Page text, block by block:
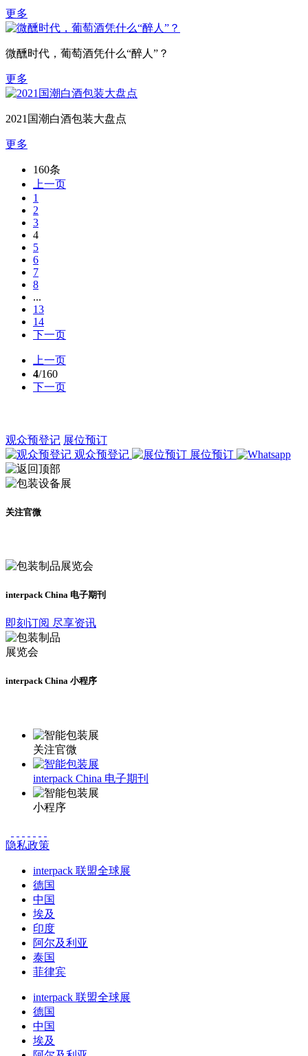
更多
微醺时代，葡萄酒凭什么“醉人”？
更多
2021国潮白酒包装大盘点
更多
160条
上一页
1
2
3
4
5
6
7
8
...
13
14
下一页
上一页
4/160
下一页
观众预登记 展位预订
观众预登记
展位预订
关注官微
interpack China 电子期刊
即刻订阅 尽享资讯
interpack China 小程序
关注官微
interpack China 电子期刊
小程序
隐私政策
interpack 联盟全球展
德国
中国
埃及
印度
阿尔及利亚
泰国
菲律宾
interpack 联盟全球展
德国
中国
埃及